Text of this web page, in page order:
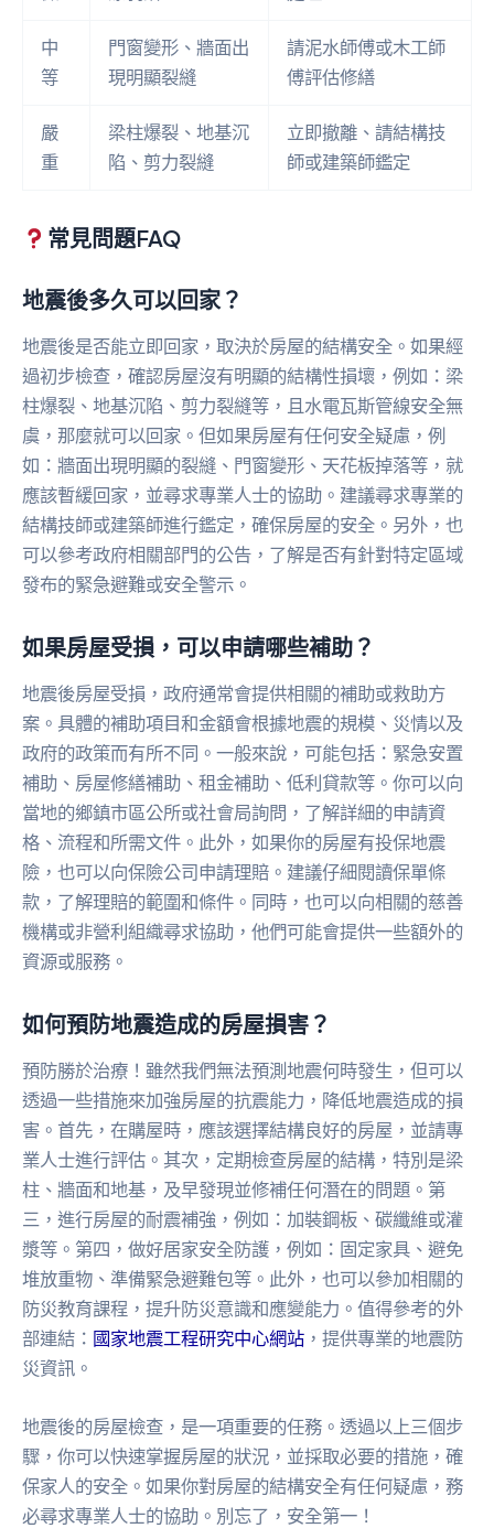
中
等
門窗變形、牆面出
現明顯裂縫
請泥水師傅或木工師
傅評估修繕
嚴
重
梁柱爆裂、地基沉
陷、剪力裂縫
立即撤離、請結構技
師或建築師鑑定
常見問題FAQ
地震後多久可以回家？
地震後是否能立即回家，取決於房屋的結構安全。如果經
過初步檢查，確認房屋沒有明顯的結構性損壞，例如：梁
柱爆裂、地基沉陷、剪力裂縫等，且水電瓦斯管線安全無
虞，那麼就可以回家。但如果房屋有任何安全疑慮，例
如：牆面出現明顯的裂縫、門窗變形、天花板掉落等，就
應該暫緩回家，並尋求專業人士的協助。建議尋求專業的
結構技師或建築師進行鑑定，確保房屋的安全。另外，也
可以參考政府相關部門的公告，了解是否有針對特定區域
發布的緊急避難或安全警示。
如果房屋受損，可以申請哪些補助？
地震後房屋受損，政府通常會提供相關的補助或救助方
案。具體的補助項目和金額會根據地震的規模、災情以及
政府的政策而有所不同。一般來說，可能包括：緊急安置
補助、房屋修繕補助、租金補助、低利貸款等。你可以向
當地的鄉鎮市區公所或社會局詢問，了解詳細的申請資
格、流程和所需文件。此外，如果你的房屋有投保地震
險，也可以向保險公司申請理賠。建議仔細閱讀保單條
款，了解理賠的範圍和條件。同時，也可以向相關的慈善
機構或非營利組織尋求協助，他們可能會提供一些額外的
資源或服務。
如何預防地震造成的房屋損害？
預防勝於治療！雖然我們無法預測地震何時發生，但可以
透過一些措施來加強房屋的抗震能力，降低地震造成的損
害。首先，在購屋時，應該選擇結構良好的房屋，並請專
業人士進行評估。其次，定期檢查房屋的結構，特別是梁
柱、牆面和地基，及早發現並修補任何潛在的問題。第
三，進行房屋的耐震補強，例如：加裝鋼板、碳纖維或灌
漿等。第四，做好居家安全防護，例如：固定家具、避免
堆放重物、準備緊急避難包等。此外，也可以參加相關的
防災教育課程，提升防災意識和應變能力。值得參考的外
部連結： 國家地震工程研究中心網站 ，提供專業的地震防
災資訊。
地震後的房屋檢查，是一項重要的任務。透過以上三個步
驟，你可以快速掌握房屋的狀況，並採取必要的措施，確
保家人的安全。如果你對房屋的結構安全有任何疑慮，務
必尋求專業人士的協助。別忘了，安全第一！